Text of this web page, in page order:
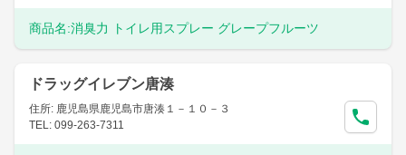
商品名:消臭力 トイレ用スプレー グレープフルーツ
ドラッグイレブン唐湊
住所: 鹿児島県鹿児島市唐湊１－１０－３
TEL: 099-263-7311